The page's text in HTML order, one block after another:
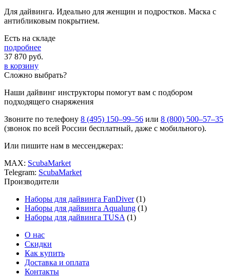
Для дайвинга. Идеально для женщин и подростков. Маска с
антибликовым покрытием.
Есть на складе
подробнее
37 870 руб.
в корзину
Сложно выбрать?
Наши дайвинг инструкторы помогут вам с подбором
подходящего снаряжения
Звоните по телефону 8 (495) 150–99–56 или 8 (800) 500–57–35
(звонок по всей России бесплатный, даже с мобильного).
Или пишите нам в мессенджерах:
MAX: ScubaMarket
Telegram: ScubaMarket
Производители
Наборы для дайвинга FanDiver(1)
Наборы для дайвинга Aqualung (1)
Наборы для дайвинга TUSA (1)
О нас
Скидки
Как купить
Доставка и оплата
Контакты